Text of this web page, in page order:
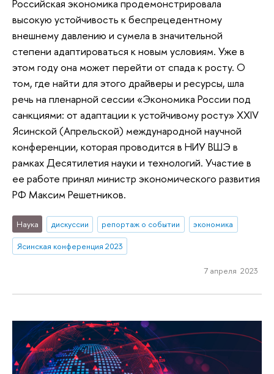
Российская экономика продемонстрировала
высокую устойчивость к беспрецедентному
внешнему давлению и сумела в значительной
степени адаптироваться к новым условиям. Уже в
этом году она может перейти от спада к росту. О
том, где найти для этого драйверы и ресурсы, шла
речь на пленарной сессии «Экономика России под
санкциями: от адаптации к устойчивому росту» XXIV
Ясинской (Апрельской) международной научной
конференции, которая проводится в НИУ ВШЭ в
рамках Десятилетия науки и технологий. Участие в
ее работе принял министр экономического развития
РФ Максим Решетников.
Наука дискуссии репортаж о событии
экономика
Ясинская конференция 2023
7 апреля 2023